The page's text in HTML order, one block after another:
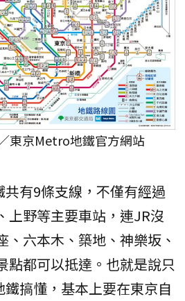
東京Metro地鐵官方網站
有9條支線，不僅有經過
上野等主要車站，連JR沒
、六本木、築地、神樂坂、
點都可以抵達。也就是說只
搞懂，基本上要在東京自